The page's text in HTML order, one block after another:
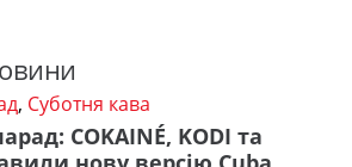
, Суботня кава
COKAINÉ, KODI та